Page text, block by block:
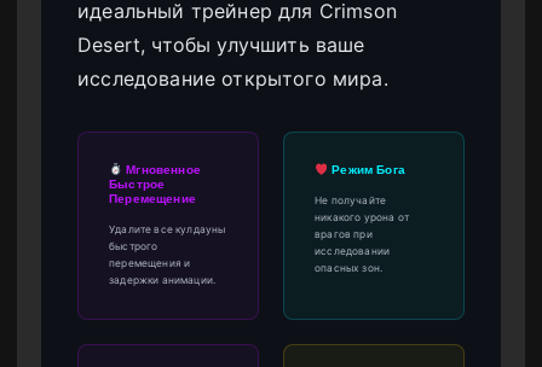
идеальный трейнер для Crimson
Desert, чтобы улучшить ваше
исследование открытого мира.
Мгновенное
Быстрое
Перемещение
Удалите все кулдауны
быстрого
перемещения и
задержки анимации.
Режим Бога
Не получайте
никакого урона от
врагов при
исследовании
опасных зон.